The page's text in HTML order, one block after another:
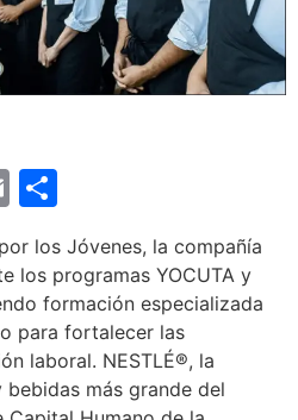
Email
los Jóvenes, la compañía
los programas YOCUTA y
formación especializada
para fortalecer las
laboral. NESTLÉ®, la
más grande del